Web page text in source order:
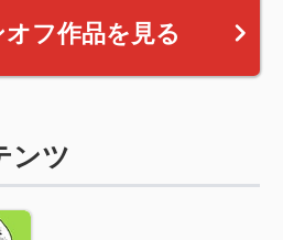
フ作品を見る
ンツ